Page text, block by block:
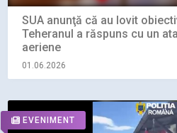
SUA anunţă că au lovit
Teheranul a răspuns cu un
aeriene
01.06.2026
EVENIMENT